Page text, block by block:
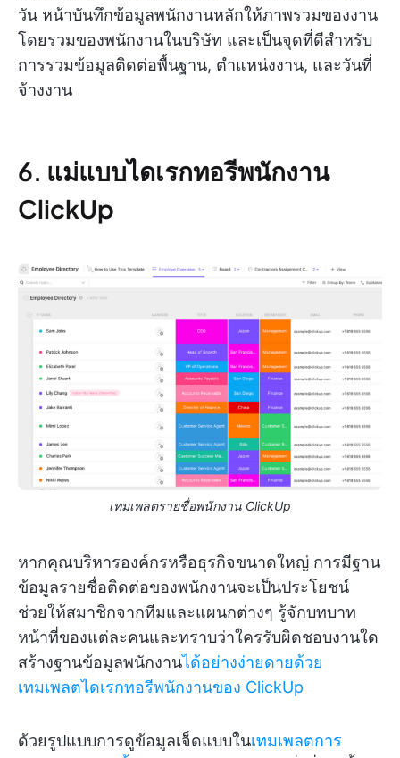
วัน หน้าบันทึกข้อมูลพนักงานหลักให้ภาพรวมของงาน
โดยรวมของพนักงานในบริษัท และเป็นจุดที่ดีสำหรับ
การรวมข้อมูลติดต่อพื้นฐาน, ตำแหน่งงาน, และวันที่
จ้างงาน
6. แม่แบบไดเรกทอรีพนักงาน
ClickUp
เทมเพลตรายชื่อพนักงาน ClickUp
หากคุณบริหารองค์กรหรือธุรกิจขนาดใหญ่ การมีฐาน
ข้อมูลรายชื่อติดต่อของพนักงานจะเป็นประโยชน์
ช่วยให้สมาชิกจากทีมและแผนกต่างๆ รู้จักบทบาท
หน้าที่ของแต่ละคนและทราบว่าใครรับผิดชอบงานใด
สร้างฐานข้อมูลพนักงานได้อย่างง่ายดายด้วย
เทมเพลตไดเรกทอรีพนักงานของ ClickUp
ด้วยรูปแบบการดูข้อมูลเจ็ดแบบในเทมเพลตการ